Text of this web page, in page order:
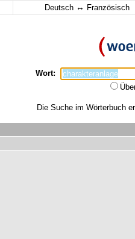
Deutsch ↔ Französisch
Wort:
Die Suche im Wörterbuch